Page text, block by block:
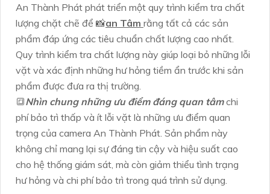
An Thành Phát phát triển một quy trình kiểm tra chất
lượng chặt chẽ để 📸an Tâm rằng tất cả các sản
phẩm đáp ứng các tiêu chuẩn chất lượng cao nhất.
Quy trình kiểm tra chất lượng này giúp loại bỏ những lỗi
vặt và xác định những hư hỏng tiềm ẩn trước khi sản
phẩm được đưa ra thị trường.
🔳Nhìn chung những ưu điểm đáng quan tâmchi
phí bảo trì thấp và ít lỗi vặt là những ưu điểm quan
trọng của camera An Thành Phát. Sản phẩm này
không chỉ mang lại sự đáng tin cậy và hiệu suất cao
cho hệ thống giám sát, mà còn giảm thiểu tình trạng
hư hỏng và chi phí bảo trì trong quá trình sử dụng.